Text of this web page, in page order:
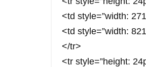
<td style=”width:
<td style=”width:
</tr>
<tr style=”height: